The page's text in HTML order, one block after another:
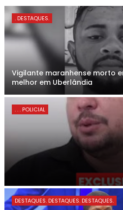
. DESTAQUES.
Vigilante maranhense morto
melhor em Uberlândia
. . . POLICIAL
DESTAQUES. DESTAQUES. DESTAQUES.